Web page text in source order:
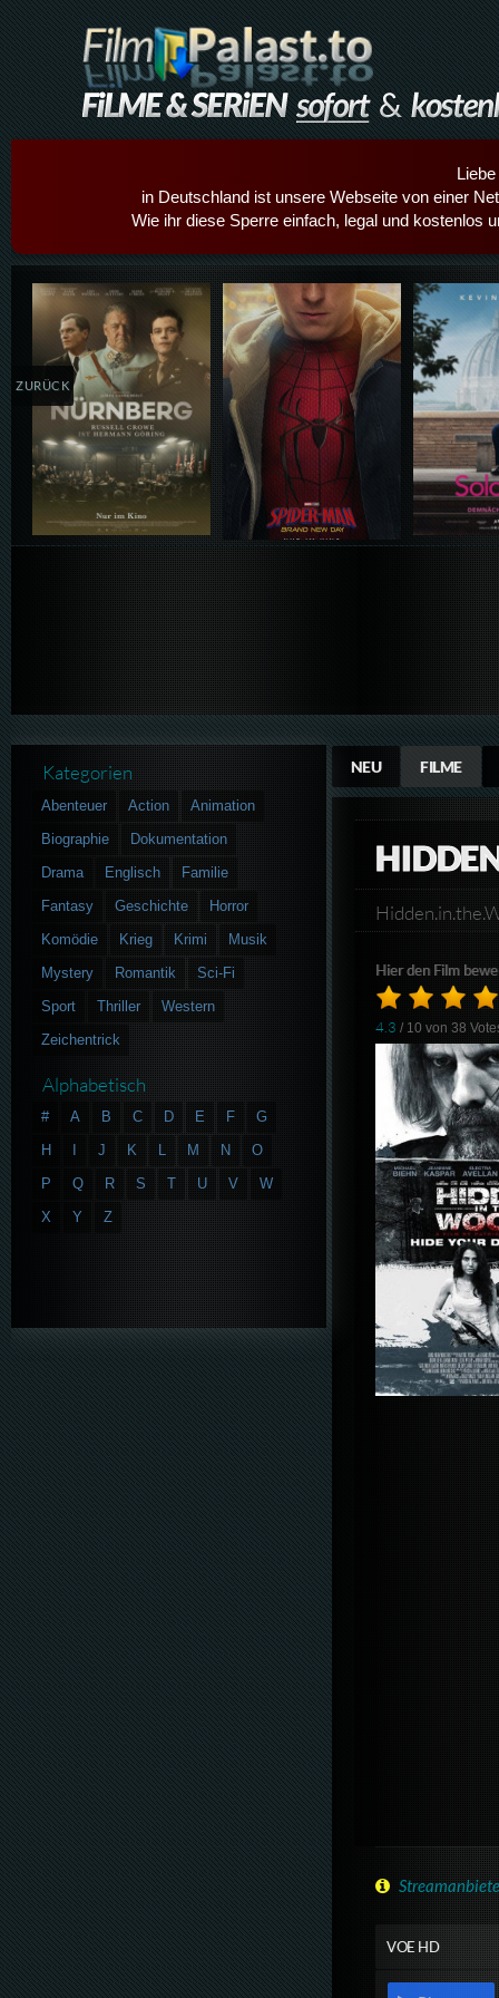
in Deutschland ist unsere Webseite von einer
Wie ihr diese Sperre einfach, legal und kostenlos
Details,Play Details,Play
ZURÜCK
NEU FILME
Hier den Film
4.3 / 10 von38
VOE HD
Kategorien
Abenteuer Action
Animation
Biographie
Dokumentation
Drama
Englisch
Familie
Fantasy
Geschichte
Horror
Komödie
Krieg Krimi
Musik
Mystery
Romantik
Sci-Fi
Sport
Thriller
Western
Zeichentrick
Alphabetisch
# A B C D E F
G
H
J K L M N
O
P
Q R S T U V
W
X
Y Z